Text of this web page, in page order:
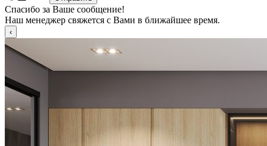
Спасибо за Ваше сообщение!
Наш менеджер свяжется с Вами в ближайшее время.